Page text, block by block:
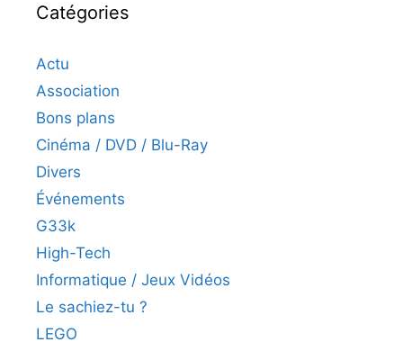
Catégories
Actu
Association
Bons plans
Cinéma / DVD / Blu-Ray
Divers
Événements
G33k
High-Tech
Informatique / Jeux Vidéos
Le sachiez-tu ?
LEGO